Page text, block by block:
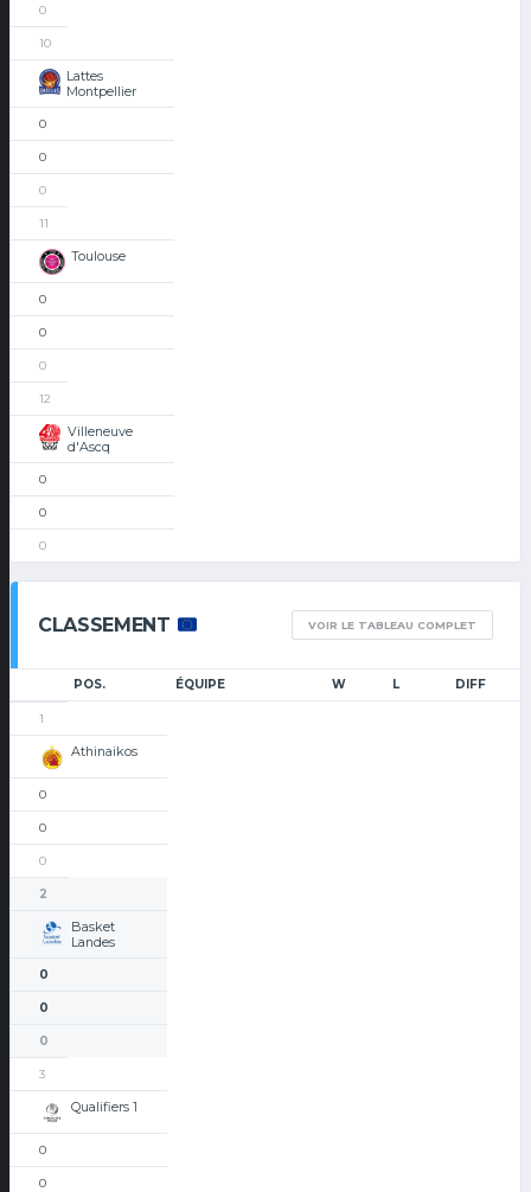
0
10
Lattes
Montpellier
0
0
0
11
Toulouse
0
0
0
12
Villeneuve
d'Ascq
0
0
0
CLASSEMENT VOIR LE TABLEAU COMPLET
POS. ÉQUIPE W L DIFF
1
Athinaikos
0
0
0
2
Basket
Landes
0
0
0
3
Qualifiers 1
0
0